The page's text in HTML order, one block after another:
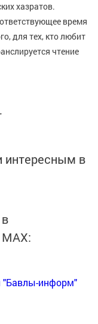
хазратов.
время
для тех, кто любит
чтение
в
"Бавлы-информ"